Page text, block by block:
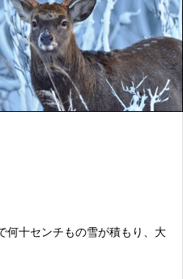
何十センチもの雪が積もり、大